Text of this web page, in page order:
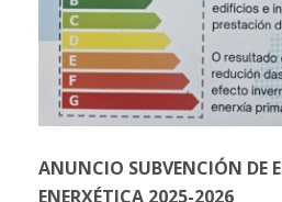
ANUNCIO SUBVENCIÓN DE
ENERXÉTICA 2025-2026